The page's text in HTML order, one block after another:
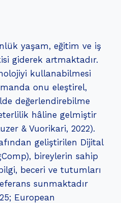
yaşam, eğitim ve iş
giderek artmaktadır.
kullanabilmesi
onu eleştirel,
değerlendirebilme
hâline gelmiştir
& Vuorikari, 2022).
geliştirilen Dijital
bireylerin sahip
beceri ve tutumları
sunmaktadır
European